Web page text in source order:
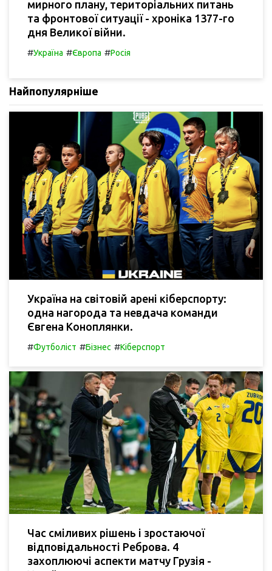
мирного плану, територіальних питань
та фронтової ситуації - хроніка 1377-го
дня Великої війни.
#Україна #Європа #Росія
Найпопулярніше
Україна на світовій арені кіберспорту:
одна нагорода та невдача команди
Євгена Коноплянки.
#Футболіст #Бізнес #Кіберспорт
Час сміливих рішень і зростаючої
відповідальності Реброва. 4
захоплюючі аспекти матчу Грузія -